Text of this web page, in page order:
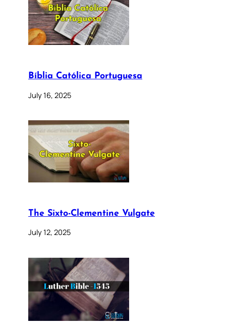
Bíblia Católica Portuguesa
July 16, 2025
The Sixto-Clementine Vulgate
July 12, 2025